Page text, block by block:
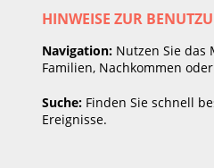
HINWEISE ZUR
Navigation: Nutzen Sie das
Familien, Nachkommen
Suche: Finden Sie schnell
Ereignisse.